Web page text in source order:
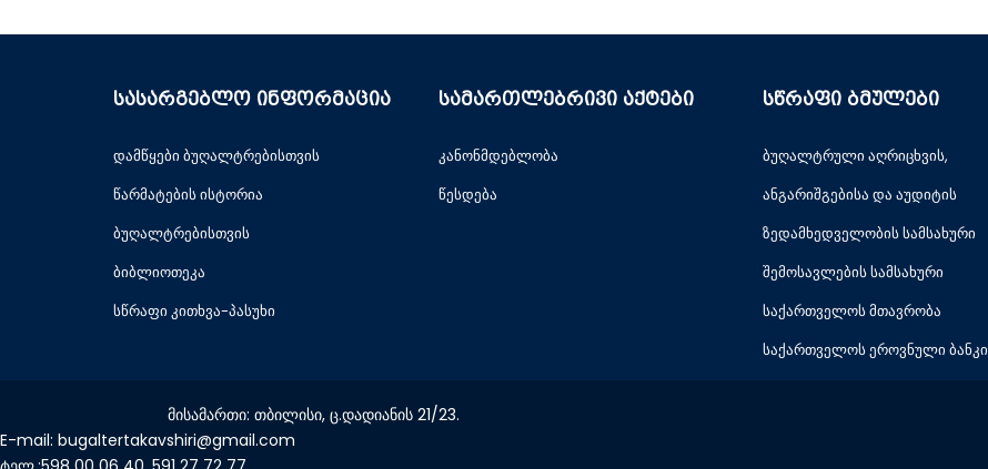
სასარგებლო ინფორმაცია
დამწყები ბუღალტრებისთვის
წარმატების ისტორია
ბუღალტრებისთვის
ბიბლიოთეკა
სწრაფი კითხვა-პასუხი
სამართლებრივი აქტები
კანონმდებლობა
წესდება
სწრაფი ბმულები
ბუღალტრული აღრიცხვის,
ანგარიშგებისა და აუდიტის
ზედამხედველობის სამსახური
შემოსავლების სამსახური
საქართველოს მთავრობა
საქართველოს ეროვნული ბანკი
მისამართი: თბილისი, ც.დადიანის 21/23.
E-mail: bugaltertakavshiri@gmail.com